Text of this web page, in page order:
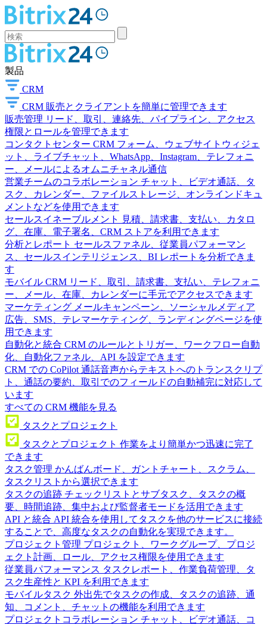
製品
CRM
CRM 販売とクライアントを簡単に管理できます
販売管理 リード、取引、連絡先、パイプライン、アクセス
権限とロールを管理できます
コンタクトセンター CRM フォーム、ウェブサイトウィジェ
ット、ライブチャット、WhatsApp、Instagram、テレフォニ
ー、メールによるオムニチャネル通信
営業チームのコラボレーション チャット、ビデオ通話、タ
スク、カレンダー、ファイルストレージ、オンラインドキュ
メントなどを使用できます
セールスイネーブルメント
見積、請求書、支払い、カタロ
グ、在庫、電子署名、CRM ストアを利用できます
分析とレポート セールスファネル、従業員パフォーマン
ス、セールスインテリジェンス、BI レポートを分析できま
す
モバイル CRM リード、取引、請求書、支払い、テレフォニ
ー、メール、在庫、カレンダーに手元でアクセスできます
マーケティング メールキャンペーン、ソーシャルメディア
広告、SMS、テレマーケティング、ランディングページを使
用できます
自動化と統合 CRM のルールとトリガー、ワークフロー自動
化、自動化ファネル、API を設定できます
CRM での CoPilot 通話音声からテキストへのトランスクリプ
ト、通話の要約、取引でのフィールドの自動補完に対応して
います
すべての CRM 機能を見る
タスクとプロジェクト
タスクとプロジェクト 作業をより簡単かつ迅速に完了
できます
タスク管理 かんばんボード、ガントチャート、スクラム、
タスクリストから選択できます
タスクの追跡 チェックリストとサブタスク、タスクの概
要、時間追跡、集中および監督者モードを活用できます
API と統合 API 統合を使用してタスクを他のサービスに接続
することで、高度なタスクの自動化を実現できます。
プロジェクト管理 プロジェクト、ワークグループ、プロジ
ェクト計画、ロール、アクセス権限を使用できます
従業員パフォーマンス タスクレポート、作業負荷管理、タ
スク生産性と KPI を利用できます
モバイルタスク 外出先でタスクの作成、タスクの追跡、通
知、コメント、チャットの機能を利用できます
プロジェクトコラボレーション チャット、ビデオ通話、コ